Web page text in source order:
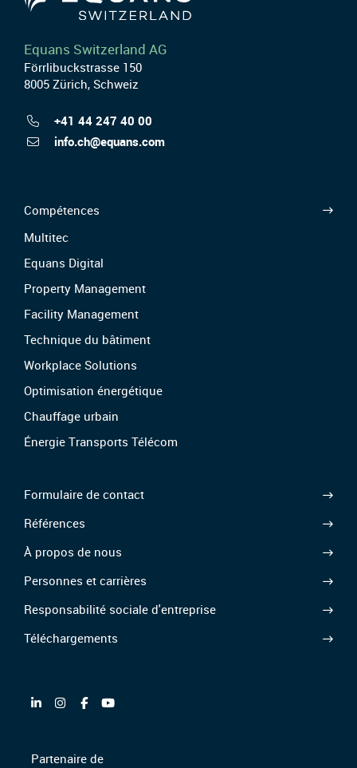
Equans Switzerland AG
Förrlibuckstrasse 150
8005 Zürich, Schweiz
+41 44 247 40 00
info.ch@equans.com
Compétences
Multitec
Equans Digital
Property Management
Facility Management
Technique du bâtiment
Workplace Solutions
Optimisation énergétique
Chauffage urbain
Énergie Transports Télécom
Formulaire de contact
Références
À propos de nous
Personnes et carrières
Responsabilité sociale d'entreprise
Téléchargements
Partenaire de